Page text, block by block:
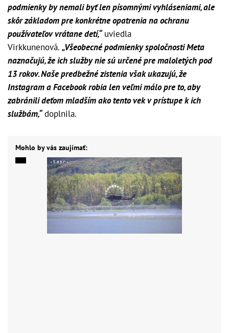
podmienky by nemali byť len písomnými vyhláseniami, ale
skôr základom pre konkrétne opatrenia na ochranu
používateľov vrátane detí,“uviedla
Virkkunenová. „Všeobecné podmienky spoločnosti Meta
naznačujú, že ich služby nie sú určené pre maloletých pod
13 rokov. Naše predbežné zistenia však ukazujú, že
Instagram a Facebook robia len veľmi málo pre to, aby
zabránili deťom mladším ako tento vek v prístupe k ich
službám,“doplnila.
Mohlo by vás zaujímať: